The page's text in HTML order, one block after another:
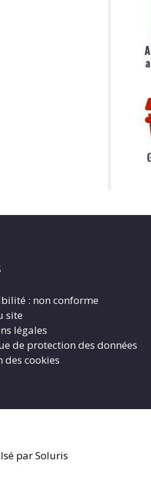
: non conforme
site
légales
de protection des données
des cookies
par Soluris